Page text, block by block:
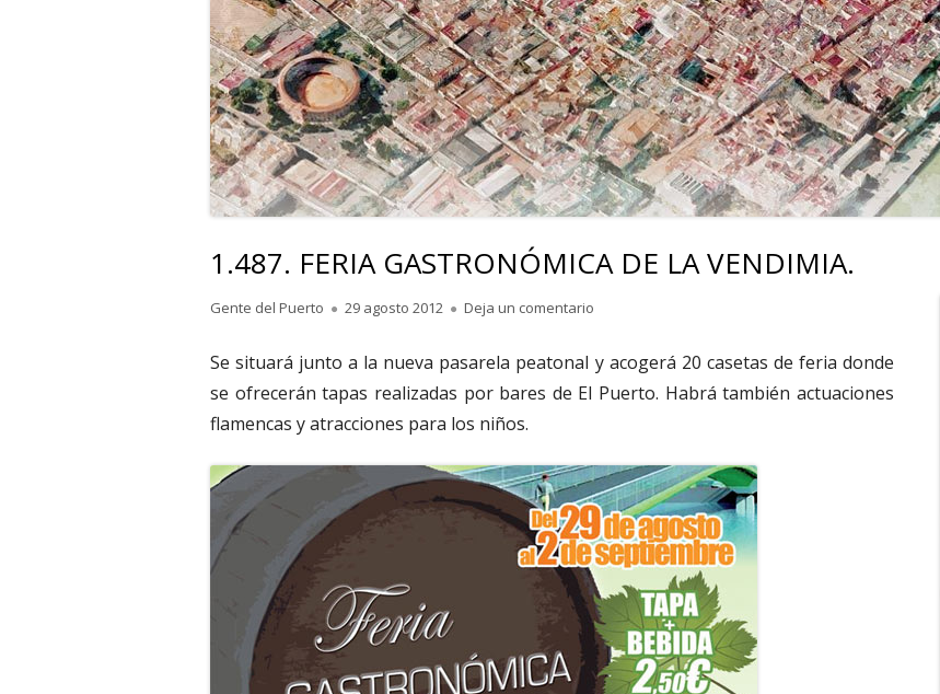
1.487. FERIA GASTRONÓMICA DE LA VENDIMIA.
Autor
Gente del Puerto
Publicado
29 agosto 2012 Deja un comentario
Se situará junto a la nueva pasarela peatonal y acogerá 20 casetas de feria donde
se ofrecerán tapas realizadas por bares de El Puerto. Habrá también actuaciones
flamencas y atracciones para los niños.